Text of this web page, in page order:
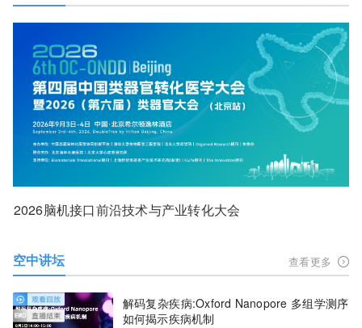
2026脑机接口前沿技术与产业转化大会
空中讲坛 查看更多
解码复杂疾病:Oxford Nanopore 多组学测序
如何揭示疾病机制